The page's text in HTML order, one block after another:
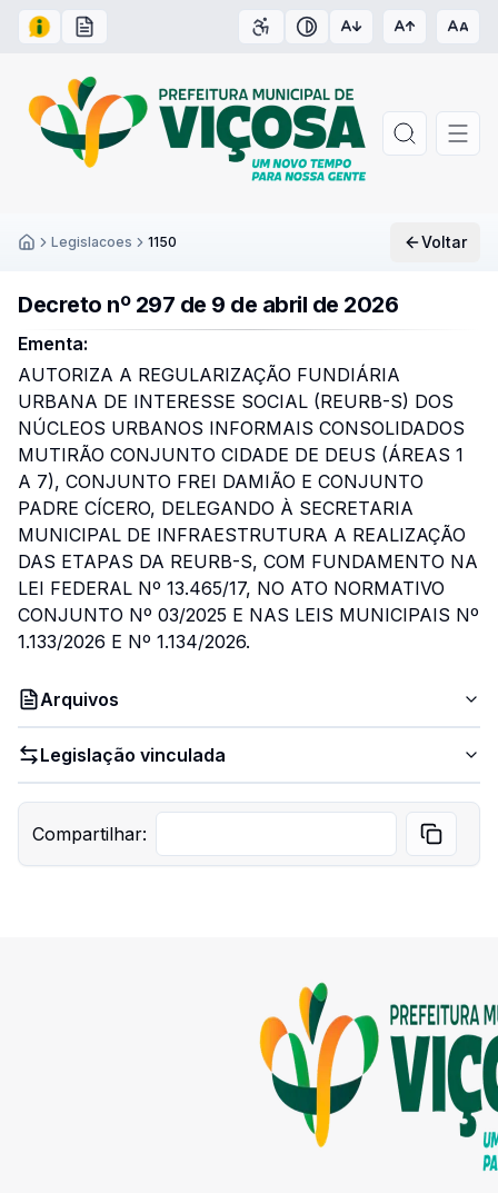
Acesso à Informação
Carta de Serviços Acessibilidade
Contraste
Legislacoes 1150 Voltar
Decreto nº 297 de 9 de abril de 2026
Ementa:
AUTORIZA A REGULARIZAÇÃO FUNDIÁRIA
URBANA DE INTERESSE SOCIAL (REURB-S) DOS
NÚCLEOS URBANOS INFORMAIS CONSOLIDADOS
MUTIRÃO CONJUNTO CIDADE DE DEUS (ÁREAS 1
A 7), CONJUNTO FREI DAMIÃO E CONJUNTO
PADRE CÍCERO, DELEGANDO À SECRETARIA
MUNICIPAL DE INFRAESTRUTURA A REALIZAÇÃO
DAS ETAPAS DA REURB-S, COM FUNDAMENTO NA
LEI FEDERAL Nº 13.465/17, NO ATO NORMATIVO
CONJUNTO Nº 03/2025 E NAS LEIS MUNICIPAIS Nº
1.133/2026 E Nº 1.134/2026.
Arquivos
Legislação vinculada
Compartilhar: